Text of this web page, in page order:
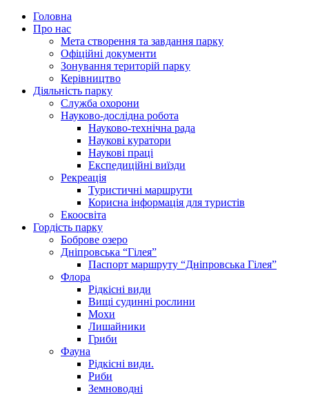
Головна
Про нас
Мета створення та завдання парку
Офіційні документи
Зонування територій парку
Керівництво
Діяльність парку
Служба охорони
Науково-дослідна робота
Науково-технічна рада
Наукові куратори
Наукові праці
Експедиційні виїзди
Рекреація
Туристичні маршрути
Корисна інформація для туристів
Екоосвіта
Гордість парку
Боброве озеро
Дніпровська “Гілея”
Паспорт маршруту “Дніпровська Гілея”
Флора
Рідкісні види
Вищі судинні рослини
Мохи
Лишайники
Гриби
Фауна
Рідкісні види.
Риби
Земноводні